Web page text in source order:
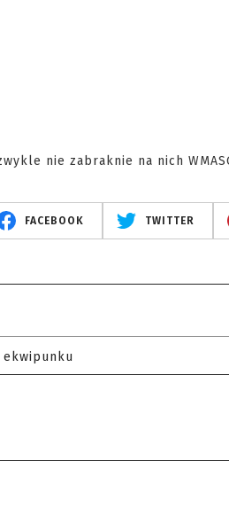
nie zabraknie na nich
FACEBOOK TWITTER